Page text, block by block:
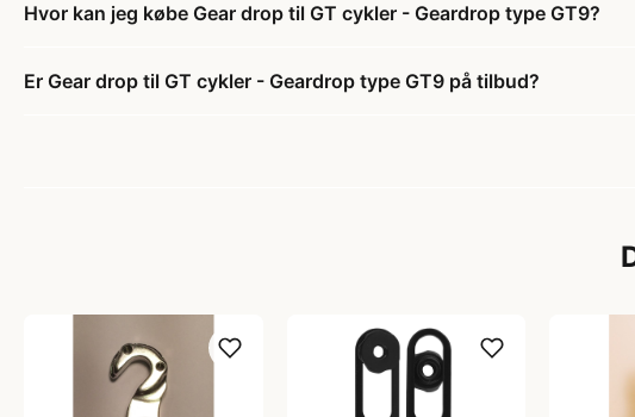
Hvor kan jeg købe Gear drop til GT cykler - Geardrop type GT9?
Er Gear drop til GT cykler - Geardrop type GT9 på tilbud?